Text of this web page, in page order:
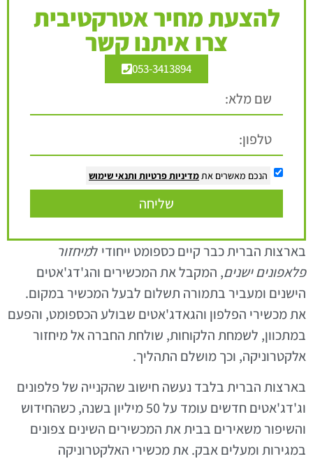
להצעת מחיר אטרקטיבית
צרו איתנו קשר
053-3413894
הנכם מאשרים את מדיניות פרטיות ותנאי שימוש
שליחה
בארצות הברית כבר קיים כספומט ייחודי למיחזור
פלאפונים ישנים, המקבל את המכשירים והג'דג'אטים
הישנים ומעביר בתמורה תשלום לבעל המכשיר במקום.
את מכשירי הפלפון והגאדג'אטים שבולע הכספומט, והפעם
במתכוון, לשמחת הלקוחות, שולחת החברה אל מיחזור
אלקטרוניקה, וכך מושלם התהליך.
בארצות הברית בלבד נעשה חישוב שהקנייה של פלפונים
וג'דג'אטים חדשים עומד על 50 מיליון בשנה, כשהחידוש
והשיפור משאירים בבית את המכשירים השינים צפונים
במגירות ומעלים אבק. את מכשירי האלקטרוניקה